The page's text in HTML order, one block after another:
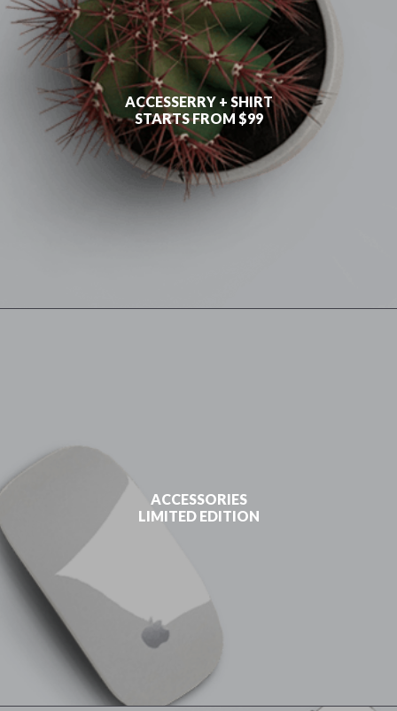
ACCESSERRY + SHIRT
STARTS FROM $99
ACCESSORIES
LIMITED EDITION